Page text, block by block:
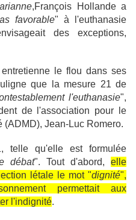
,François Hollande a
favorable" à l'euthanasie
des exceptions,
le flou dans ses
que la mesure 21 de
l'euthanasie",
de l'association pour le
(ADMD), Jean-Luc Romero.
qu'elle est formulée
débat". Tout d'abord, elle
létale le mot "dignité",
permettait aux
l'indignité.